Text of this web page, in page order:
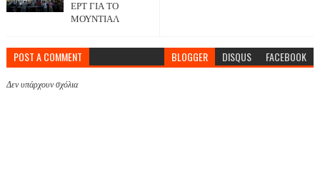
ΕΡΤ ΓΙΑ ΤΟ
ΜΟΥΝΤΙΑΛ
POST A COMMENT BLOGGER DISQUS FACEBOOK
Δεν υπάρχουν σχόλια